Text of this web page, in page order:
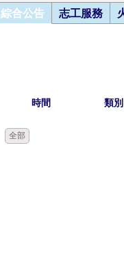
綜合公告 志工服務
時間 類別
全部